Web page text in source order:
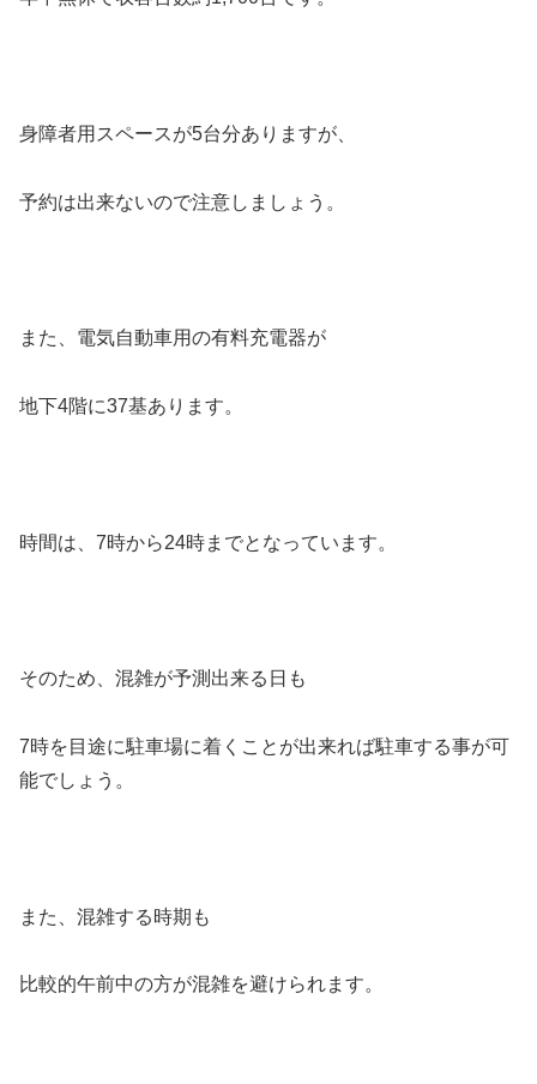
身障者用スペースが5台分ありますが、
予約は出来ないので注意しましょう。
また、電気自動車用の有料充電器が
地下4階に37基あります。
時間は、7時から24時までとなっています。
そのため、混雑が予測出来る日も
7時を目途に駐車場に着くことが出来れば駐車する事が可
能でしょう。
また、混雑する時期も
比較的午前中の方が混雑を避けられます。